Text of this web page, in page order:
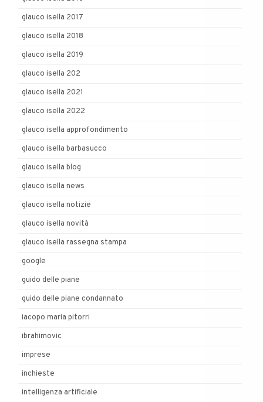
glauco isella 2017
glauco isella 2018
glauco isella 2019
glauco isella 202
glauco isella 2021
glauco isella 2022
glauco isella approfondimento
glauco isella barbasucco
glauco isella blog
glauco isella news
glauco isella notizie
glauco isella novità
glauco isella rassegna stampa
google
guido delle piane
guido delle piane condannato
iacopo maria pitorri
ibrahimovic
imprese
inchieste
intelligenza artificiale